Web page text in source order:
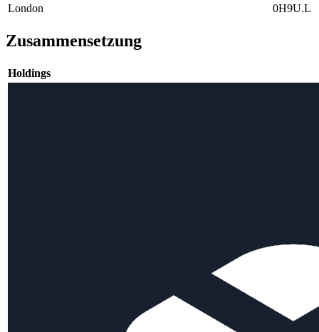
London
0H9U.L
Zusammensetzung
Holdings